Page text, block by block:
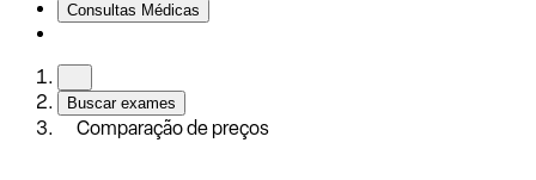
Consultas Médicas
Buscar exames
Comparação de preços